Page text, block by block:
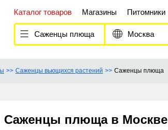
Каталог товаров Магазины Питомники
Саженцы плюща Москва
Саженцы вьющихся растений Саженцы плюща
Саженцы плюща в Москве